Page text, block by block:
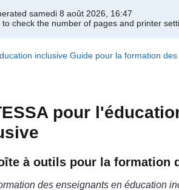
samedi 8 août 2026, 16:47
check the number of pages and printer
inclusive Guide pour la formation
pour
à outils pour la formation
des enseignants en éducation